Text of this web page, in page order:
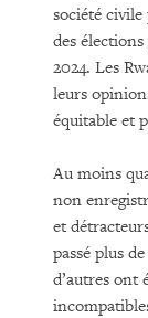
société civile
des
2024. Les
leurs
équitable et
Au moins
non
et
passé plus
d’autres ont